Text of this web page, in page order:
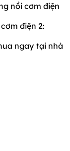
nồi cơm điện
điện 2:
ngay tại nhà